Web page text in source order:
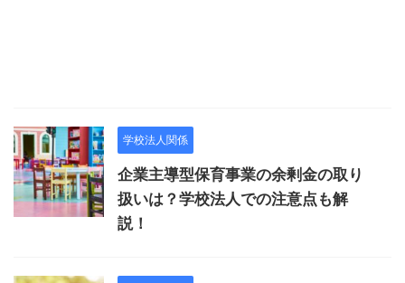
学校法人関係
企業主導型保育事業の余剰金の取り
扱いは？学校法人での注意点も解
説！